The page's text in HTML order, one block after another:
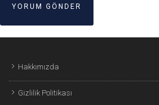
Hakkımızda
Gizlilik Politikası